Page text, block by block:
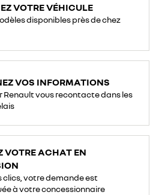
VOTRE VÉHICULE
disponibles près de chez
VOS INFORMATIONS
Renault vous recontacte dans les
VOTRE ACHAT EN
clics, votre demande est
à votre concessionnaire